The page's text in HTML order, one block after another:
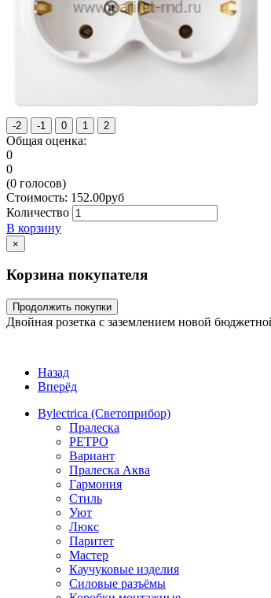
Общая оценка:
0
0
(0 голосов)
Стоимость: 152.00руб
Количество
В корзину
×
Корзина покупателя
Продолжить покупки
Двойная розетка с заземлением новой
Назад
Вперёд
Bylectrica (Светоприбор)
Пралеска
РЕТРО
Вариант
Пралеска Аква
Гармония
Стиль
Уют
Люкс
Паритет
Мастер
Каучуковые изделия
Силовые разъёмы